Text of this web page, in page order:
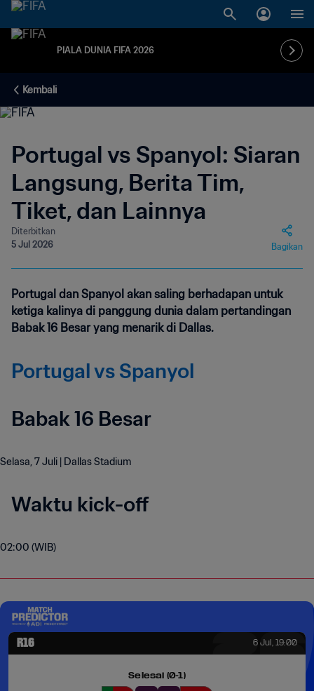
PIALA DUNIA FIFA 2026
Kembali
Portugal vs Spanyol: Siaran
Langsung, Berita Tim,
Tiket, dan Lainnya
Diterbitkan
5 Jul 2026
Bagikan
Portugal dan Spanyol akan saling berhadapan untuk
ketiga kalinya di panggung dunia dalam pertandingan
Babak 16 Besar yang menarik di Dallas.
Portugal vs Spanyol
Babak 16 Besar
Selasa, 7 Juli | Dallas Stadium
Waktu kick-off
02:00 (WIB)